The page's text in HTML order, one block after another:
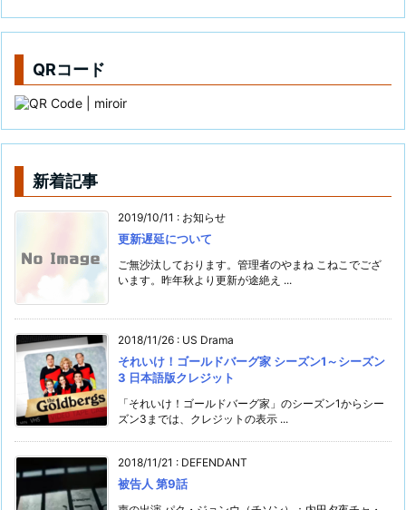
QRコード
新着記事
2019/10/11 : お知らせ
更新遅延について
ご無沙汰しております。管理者のやまね こねこでござ
います。昨年秋より更新が途絶え ...
2018/11/26 : US Drama
それいけ！ゴールドバーグ家 シーズン1～シーズン
3 日本語版クレジット
「それいけ！ゴールドバーグ家」のシーズン1からシー
ズン3までは、クレジットの表示 ...
2018/11/21 : DEFENDANT
被告人 第9話